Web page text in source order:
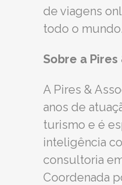
de viagens
todo o mundo.
Sobre a Pires
A Pires &
anos de
turismo e é
inteligência
consultoria
Coordenada